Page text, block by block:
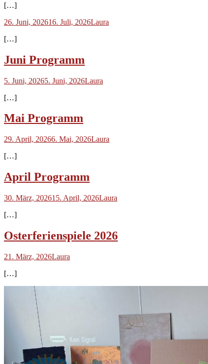
[…]
26. Juni, 202616. Juli, 2026Laura
[…]
Juni Programm
5. Juni, 20265. Juni, 2026Laura
[…]
Mai Programm
29. April, 20266. Mai, 2026Laura
[…]
April Programm
30. März, 202615. April, 2026Laura
[…]
Osterferienspiele 2026
21. März, 2026Laura
[…]